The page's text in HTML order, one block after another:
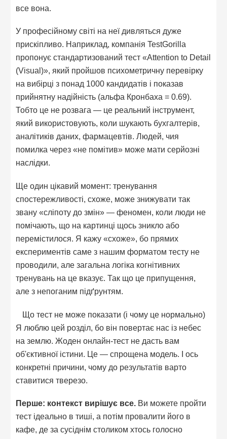
все вона.
У професійному світі на неї дивляться дуже
прискіпливо. Наприклад, компанія TestGorilla
пропонує стандартизований тест «Attention to Detail
(Visual)», який пройшов психометричну перевірку
на вибірці з понад 1000 кандидатів і показав
прийнятну надійність (альфа Кронбаха = 0.69).
Тобто це не розвага — це реальний інструмент,
який використовують, коли шукають бухгалтерів,
аналітиків даних, фармацевтів. Людей, чия
помилка через «не помітив» може мати серйозні
наслідки.
Ще один цікавий момент: тренування
спостережливості, схоже, може знижувати так
звану «сліпоту до змін» — феномен, коли люди не
помічають, що на картинці щось зникло або
перемістилося. Я кажу «схоже», бо прямих
експериментів саме з нашим форматом тесту не
проводили, але загальна логіка когнітивних
тренувань на це вказує. Так що це припущення,
але з непоганим підґрунтям.
Що тест не може показати (і чому це нормально)
Я люблю цей розділ, бо він повертає нас із небес
на землю. Жоден онлайн-тест не дасть вам
об'єктивної істини. Це — спрощена модель. І ось
конкретні причини, чому до результатів варто
ставитися тверезо.
Перше: контекст вирішує все. Ви можете пройти
тест ідеально в тиші, а потім провалити його в
кафе, де за сусіднім столиком хтось голосно